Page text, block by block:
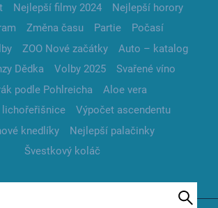
Nejlepší filmy 2024
Nejlepší horory
Změna času Partie
Počasí
ZOO Nové začátky
Auto – katalog
Dědka
Volby 2025
Svařené víno
podle Pohlreicha
Aloe vera
lichořeřišnice
Výpočet ascendentu
knedlíky
Nejlepší palačinky
Švestkový koláč